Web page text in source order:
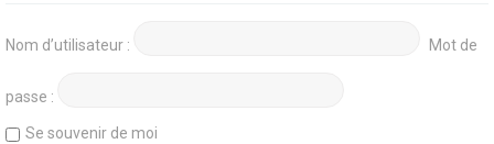
Nom d’utilisateur : Mot de
passe :
Se souvenir de moi